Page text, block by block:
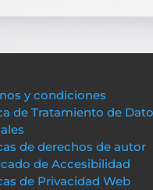
y condiciones
de Tratamiento de
de derechos de autor
de Accesibilidad
de Privacidad Web